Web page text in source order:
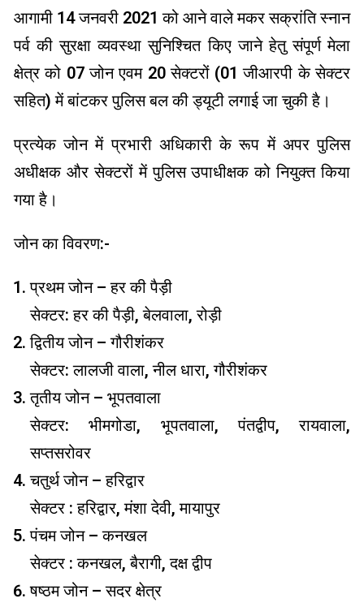
आगामी 14 जनवरी 2021 को आने वाले मकर सक्रांति स्नान
पर्व की सुरक्षा व्यवस्था सुनिश्चित किए जाने हेतु संपूर्ण मेला
क्षेत्र को 07 जोन एवम 20 सेक्टरों (01 जीआरपी के सेक्टर
सहित) में बांटकर पुलिस बल की ड्यूटी लगाई जा चुकी है।
प्रत्येक जोन में प्रभारी अधिकारी के रूप में अपर पुलिस
अधीक्षक और सेक्टरों में पुलिस उपाधीक्षक को नियुक्त किया
गया है।
जोन का विवरण:-
प्रथम जोन – हर की पैड़ी
सेक्टर: हर की पैड़ी, बेलवाला, रोड़ी
द्वितीय जोन – गौरीशंकर
सेक्टर: लालजी वाला, नील धारा, गौरीशंकर
तृतीय जोन – भूपतवाला
सेक्टर: भीमगोडा, भूपतवाला, पंतद्वीप, रायवाला,
सप्तसरोवर
चतुर्थ जोन – हरिद्वार
सेक्टर : हरिद्वार, मंशा देवी, मायापुर
पंचम जोन – कनखल
सेक्टर : कनखल, बैरागी, दक्ष द्वीप
षष्ठम जोन – सदर क्षेत्र